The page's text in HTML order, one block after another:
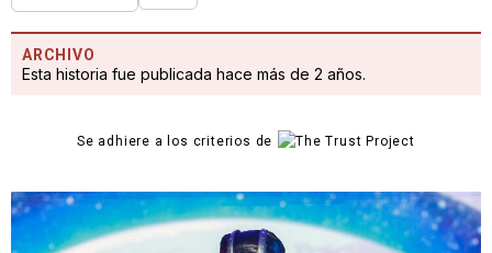
ARCHIVO
Esta historia fue publicada hace más de 2 años.
Se adhiere a los criterios de